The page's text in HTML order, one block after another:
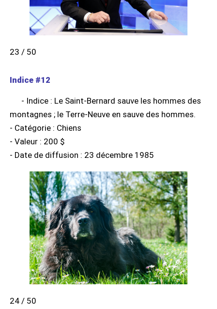
23 / 50
Indice #12
- Indice : Le Saint-Bernard sauve les hommes des
montagnes ; le Terre-Neuve en sauve des hommes.
- Catégorie : Chiens
- Valeur : 200 $
- Date de diffusion : 23 décembre 1985
24 / 50